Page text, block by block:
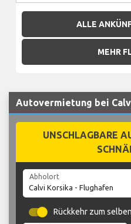
ALLE
MEHR
Autovermietung bei
UNSCHLAGBARE
Abholort
Rückkehr zum